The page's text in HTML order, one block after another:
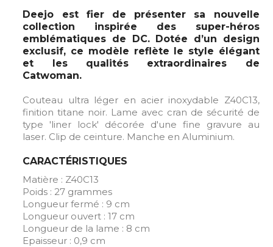
Deejo est fier de présenter sa nouvelle
collection inspirée des super-héros
emblématiques de DC. Dotée d’un design
exclusif, ce modèle reflète le style élégant
et les qualités extraordinaires de
Catwoman.
Couteau ultra léger en acier inoxydable Z40C13,
finition titane noir. Lame avec cran de sécurité de
type 'liner lock' décorée d'une fine gravure au
laser. Clip de ceinture. Manche en Aluminium.
CARACTÉRISTIQUES
Matière : Z40C13
Poids : 27 grammes
Longueur fermé : 9 cm
Longueur ouvert : 17 cm
Longueur de la lame : 8 cm
Epaisseur : 0,9 cm